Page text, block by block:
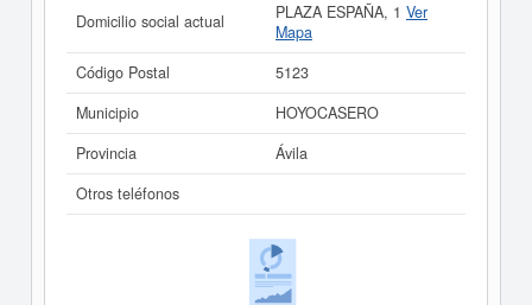
Domicilio social actual PLAZA ESPAÑA, 1 Ver
Mapa
Código Postal
5123
Municipio
HOYOCASERO
Provincia
Ávila
Otros teléfonos